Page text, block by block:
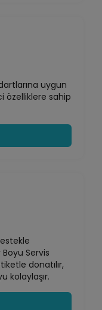
uygun
özelliklere sahip
Servis
donatılır,
kolaylaşır.